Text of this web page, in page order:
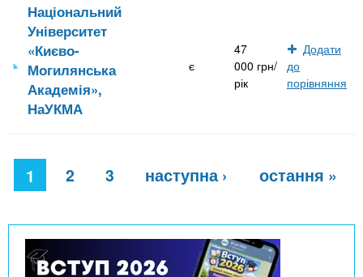
Національний
Університет
«Києво-
Могилянська
Академія»,
НаУКМА
є
47
000 грн/
рік
Додати
до
порівняння
С
о
1 2 3 наступна › остання »